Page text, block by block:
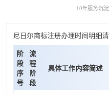
10年服务沉
尼日尔商标注册办理时间明细清
阶
段
序
号
流
程
阶
段
具体工作内容简述